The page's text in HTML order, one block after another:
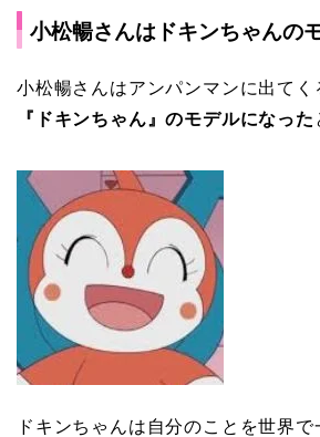
小松暢さんはドキンちゃんの
小松暢さんはアンパンマンに出てく
『ドキンちゃん』のモデルになった
ドキンちゃんは自分のことを世界